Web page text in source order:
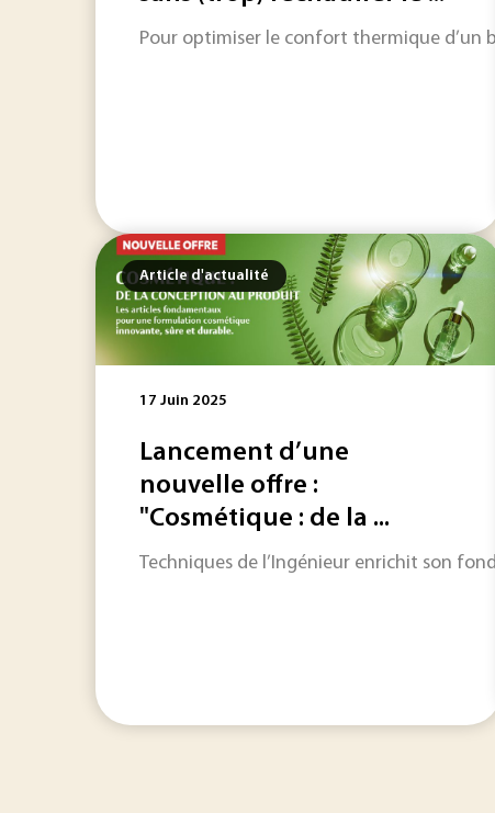
Pour optimiser le confort thermique d’un
Article d'actualité
17 Juin 2025
Lancement d’une
nouvelle offre :
"Cosmétique : de la ...
Techniques de l’Ingénieur enrichit son